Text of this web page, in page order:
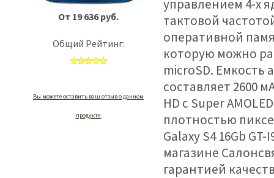
От 19 636 руб.
Общий Рейтинг:
Вы можете оставить ваш отзыв о данном
продукте.
управлением 4-х
тактовой
оперативной
которую можно
microSD. Емкость
составляет 2600
HD с Super
плотностью
Galaxy S4 16Gb
магазине
гарантией